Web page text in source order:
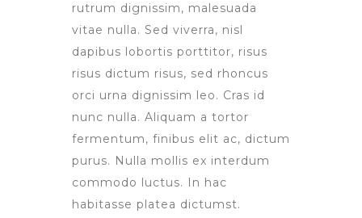
rutrum dignissim, malesuada
vitae nulla. Sed viverra, nisl
dapibus lobortis porttitor, risus
risus dictum risus, sed rhoncus
orci urna dignissim leo. Cras id
nunc nulla. Aliquam a tortor
fermentum, finibus elit ac, dictum
purus. Nulla mollis ex interdum
commodo luctus. In hac
habitasse platea dictumst.